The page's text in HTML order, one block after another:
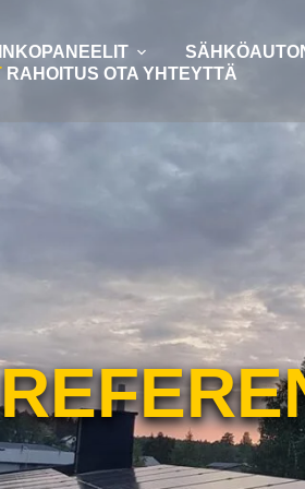
RAHOITUS OTA YHTEYTTÄ